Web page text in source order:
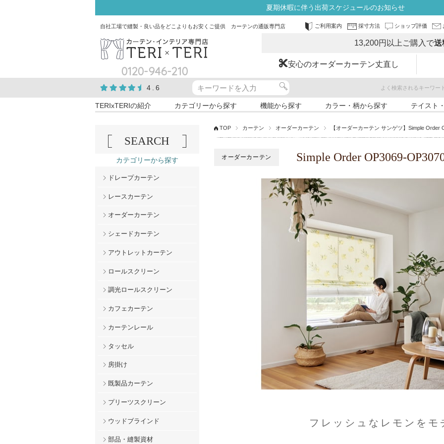
夏期休暇に伴う出荷スケジュールのお知らせ
自社工場で縫製・良い品をどこよりもお安くご提供 カーテンの通販専門店 ご利用案内 採寸方法 ショップ評価
0120-946-210
13,200円以上ご購入で送
安心のオーダーカーテン丈直し
4.6 よく検索されるキーワー
TERIxTERIの紹介 カテゴリーから探す 機能から探す カラー・柄から探す テイスト
TOP カーテン オーダーカーテン 【オーダーカーテン サンゲツ】Simple
フレッシュなレモンをモ
オーダーカーテン Simple Order OP3069-
SEARCH
カテゴリーから探す
ドレープカーテン
レースカーテン
オーダーカーテン
シェードカーテン
アウトレットカーテン
ロールスクリーン
調光ロールスクリーン
カフェカーテン
カーテンレール
タッセル
房掛け
既製品カーテン
プリーツスクリーン
ウッドブラインド
部品・縫製資材